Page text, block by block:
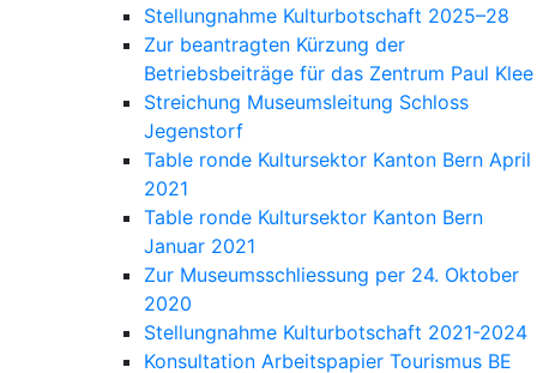
Stellungnahme Kulturbotschaft 2025–28
Zur beantragten Kürzung der
Betriebsbeiträge für das Zentrum Paul Klee
Streichung Museumsleitung Schloss
Jegenstorf
Table ronde Kultursektor Kanton Bern April
2021
Table ronde Kultursektor Kanton Bern
Januar 2021
Zur Museumsschliessung per 24. Oktober
2020
Stellungnahme Kulturbotschaft 2021-2024
Konsultation Arbeitspapier Tourismus BE